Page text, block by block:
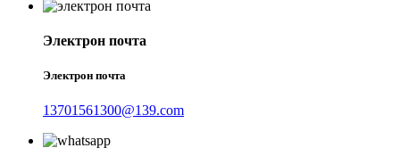
Электрон почта
Электрон почта
13701561300@139.com